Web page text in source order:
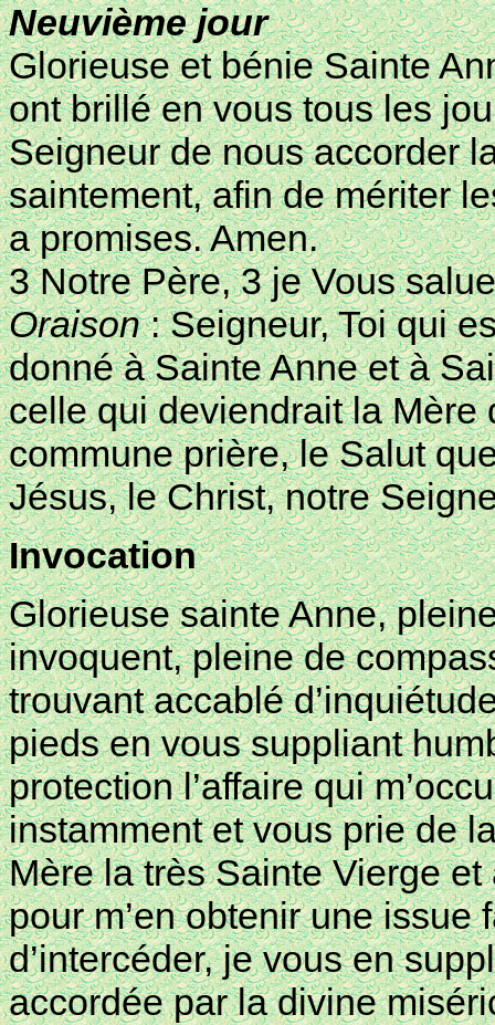
Neuvième jour
Glorieuse et bénie Sainte
ont brillé en vous tous les
Seigneur de nous accorder
saintement, afin de mériter
a promises. Amen.
3 Notre Père, 3 je Vous
Oraison: Seigneur, Toi qui
donné à Sainte Anne et à
celle qui deviendrait la Mère
commune prière, le Salut
Jésus, le Christ, notre
Invocation
Glorieuse sainte Anne,
invoquent, pleine de
trouvant accablé
pieds en vous suppliant
protection l’affaire qui
instamment et vous prie de
Mère la très Sainte Vierge
pour m’en obtenir une
d’intercéder, je vous en
accordée par la divine